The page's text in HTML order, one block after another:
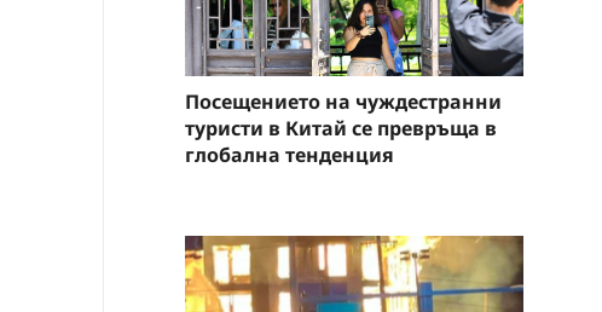
Посещението на чуждестранни
туристи в Китай се превръща в
глобална тенденция